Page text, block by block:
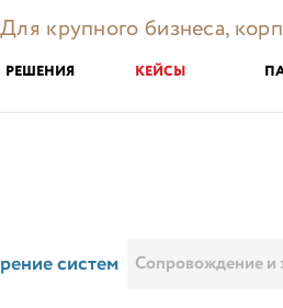
Для крупного бизнеса,
РЕШЕНИЯ КЕЙСЫ
систем Сопровождение и